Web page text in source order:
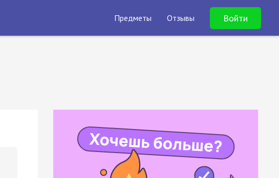
Предметы Отзывы Войти